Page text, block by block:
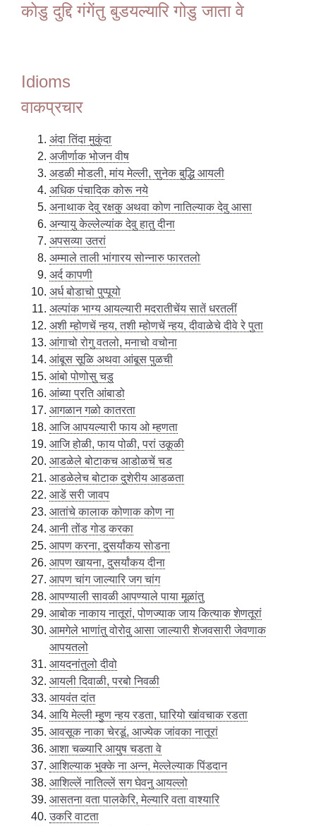
कोडु दुद्दि गंगेंतु बुडयल्यारि गोडु जाता वे
Idioms
वाकप्रचार
अंदा तिंदा मुकुंदा
अजीर्णाक भोजन वीष
अडळी मोडली, मांय मेल्ली, सुनेक बुद्धि आयली
अधिक पंचादिक कोरू नये
अनाथाक देवु रक्षकु अथवा कोण नातिल्याक देवु आसा
अन्यायु केल्लेल्यांक देवु हातु दीना
अपसव्या उतरां
अम्माले ताली भांगारय सोन्नारु फारतलो
अर्द कापणी
अर्ध बोडाचो पुप्पूयो
अल्पांक भाग्य आयल्यारी मदरातीचेंय सातें धरतलीं
अशी म्होणचें न्हय, तशी म्होणचें न्हय, दीवाळेचे दीवे रे पुता
आंगाचो रोगु वतलो, मनाचो वचोना
आंबूस सूळि अथवा आंबूस पुळची
आंबो पोणोसु चडु
आंब्या प्रति आंबाडो
आगळान गळो कातरता
आजि आपयल्यारी फाय ओ म्हणता
आजि होळी, फाय पोळी, परां उकूळी
आडळेले बोटाकच आडोळचें चड
आडळेलेच बोटाक दुशेरीय आडळता
आडें सरी जावप
आतांचे कालाक कोणाक कोण ना
आनी तोंड गोड करका
आपण करना, दुसर्यांकय सोडना
आपण खायना, दुसर्यांकय दीना
आपण चांग जाल्यारि जग चांग
आपण्याली सावळी आपण्याले पाया मूळांतु
आबोक नाकाय नातूरां, पोणज्याक जाय कित्याक शेणतूरां
आमगेले भाणांतु वोरोवु आसा जाल्यारी शेजवसारी जेवणाक
आपयतलो
आयदनांतुलो दीवो
आयली दिवाळी, परबो निवळी
आयवंत दांत
आयि मेल्ली म्हुण न्हय रडता, घारियो खांवचाक रडता
आवसूक नाका चेरडूं, आज्येक जांवका नातूरां
आशा चळ्यारि आयुष चडता वे
आशिल्याक भुक्के ना अन्न, मेल्लेल्याक पिंडदान
आशिल्लें नातिल्लें सग घेवनु आयल्लो
आसतना वता पालकेरि, मेल्यारि वता वाश्यारि
उकरि वाटता